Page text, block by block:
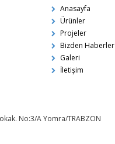
Anasayfa
Ürünler
Projeler
Bizden Haberler
Galeri
İletişim
No:3/A Yomra/TRABZON